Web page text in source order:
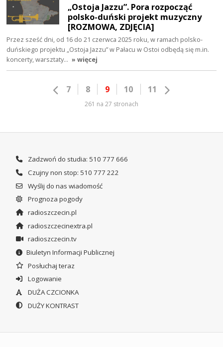
„Ostoja Jazzu”. Pora rozpocząć
polsko-duński projekt muzyczny
[ROZMOWA, ZDJĘCIA]
Przez sześć dni, od 16 do 21 czerwca 2025 roku, w ramach polsko-
duńskiego projektu „Ostoja Jazzu” w Pałacu w Ostoi odbędą się m.in.
koncerty, warsztaty… » więcej
7 8 9 10 11
261 na 27 stronach
Zadzwoń do studia: 510 777 666
Czujny non stop: 510 777 222
Wyślij do nas wiadomość
Prognoza pogody
radioszczecin.pl
radioszczecinextra.pl
radioszczecin.tv
Biuletyn Informacji Publicznej
Posłuchaj teraz
Logowanie
DUŻA CZCIONKA
DUŻY KONTRAST